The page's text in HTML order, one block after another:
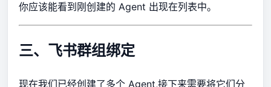
你应该能看到刚创建的 Agent 出现在列表中。
三、飞书群组绑定
现在我们已经创建了多个 Agent,接下来需要将它们分